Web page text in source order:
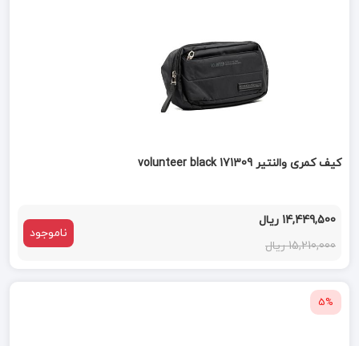
کیف کمری والنتیر volunteer black 171309
14,449,500 ریال
15,210,000 ریال
ناموجود
5%